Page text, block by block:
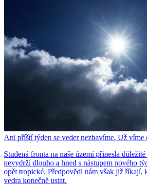
Ani příští týden se veder nezbavíme. Už
Studená fronta na naše území přinesla
nevydrží dlouho a hned s nástupem nového
opět tropické. Předpovědi nám však již říkají,
vedra konečně ustat.